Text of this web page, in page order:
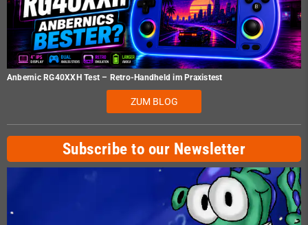
Anbernic RG40XXH Test – Retro-Handheld im Praxistest
ZUM BLOG
Subscribe to our Newsletter